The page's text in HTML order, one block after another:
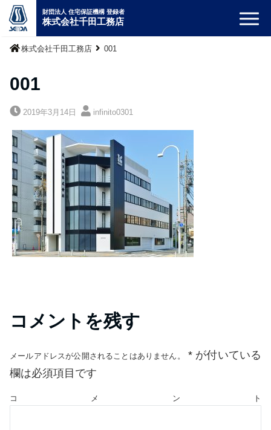
財団法人 住宅保証機構 登録者
株式会社千田工務店
株式会社千田工務店 001
001
2019年3月14日 infinito0301
コメントを残す
メールアドレスが公開されることはありません。 *が付いている
欄は必須項目です
コメント